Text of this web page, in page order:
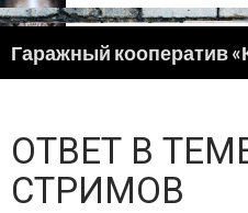
Гаражный кооператив
ПЕРЕЙТИ
ОТВЕТ В
СТРИМОВ